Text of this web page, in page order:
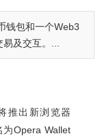
钱包和一个Web3
及交互。...
推出新浏览器
Opera Wallet